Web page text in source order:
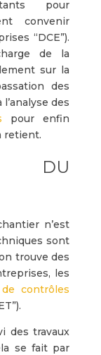
pour
convenir
“DCE”).
de la
sur la
des
des
pour enfin
retient.
DU
n’est
sont
trouve des
les
contrôles
des travaux
se fait par